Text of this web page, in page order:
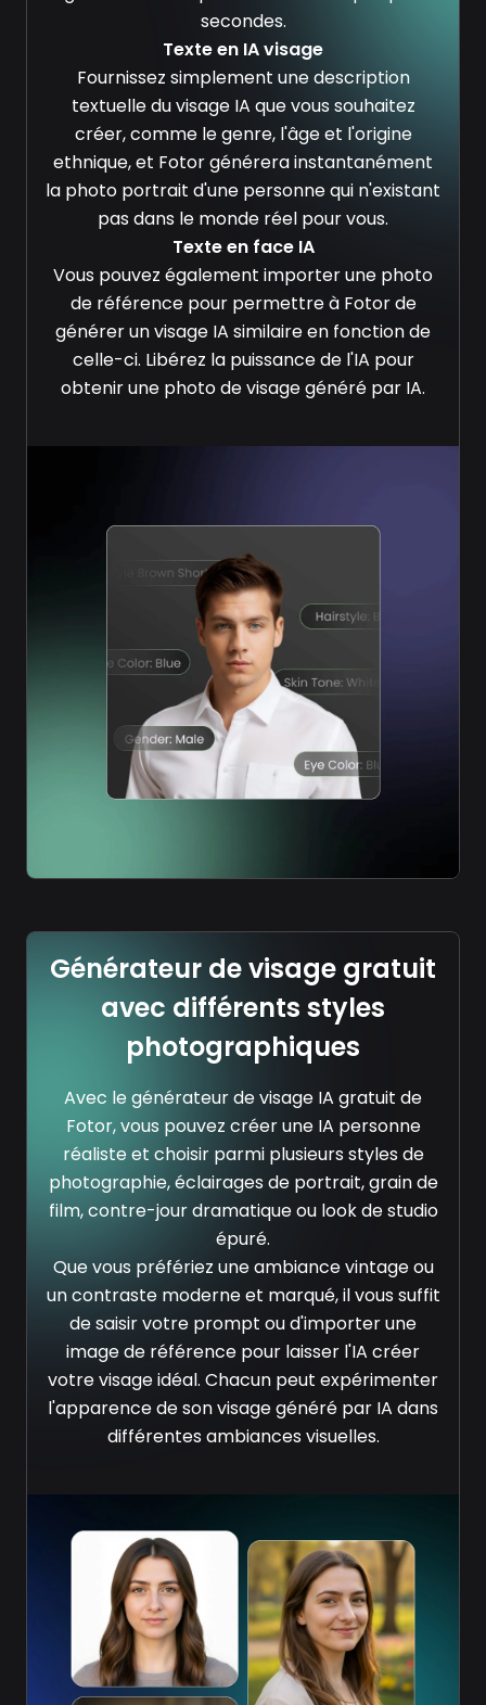
secondes.
Texte en IA visage
Fournissez simplement une description
textuelle du visage IA que vous souhaitez
créer, comme le genre, l'âge et l'origine
ethnique, et Fotor générera instantanément
la photo portrait d'une personne qui n'existant
pas dans le monde réel pour vous.
Texte en face IA
Vous pouvez également importer une photo
de référence pour permettre à Fotor de
générer un visage IA similaire en fonction de
celle-ci. Libérez la puissance de l'IA pour
obtenir une photo de visage généré par IA.
Générateur de visage gratuit
avec différents styles
photographiques
Avec le générateur de visage IA gratuit de
Fotor, vous pouvez créer une IA personne
réaliste et choisir parmi plusieurs styles de
photographie, éclairages de portrait, grain de
film, contre-jour dramatique ou look de studio
épuré.
Que vous préfériez une ambiance vintage ou
un contraste moderne et marqué, il vous suffit
de saisir votre prompt ou d'importer une
image de référence pour laisser l'IA créer
votre visage idéal. Chacun peut expérimenter
l'apparence de son visage généré par IA dans
différentes ambiances visuelles.